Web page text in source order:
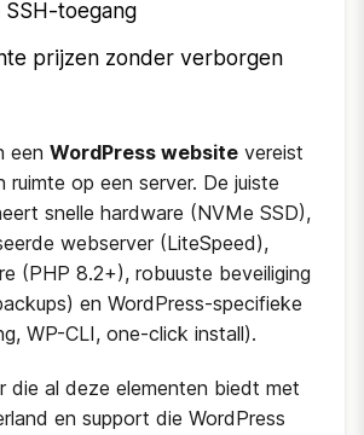
SSH-toegang
prijzen zonder verborgen
een WordPress website vereist
ruimte op een server. De juiste
snelle hardware (NVMe SSD),
webserver (LiteSpeed),
(PHP 8.2+), robuuste beveiliging
en WordPress-specifieke
WP-CLI, one-click install).
die al deze elementen biedt met
en support die WordPress